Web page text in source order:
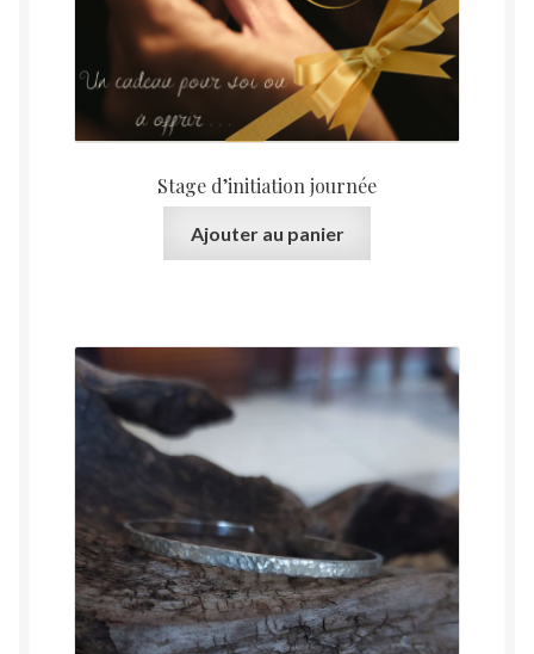
Stage d’initiation journée
Ajouter au panier